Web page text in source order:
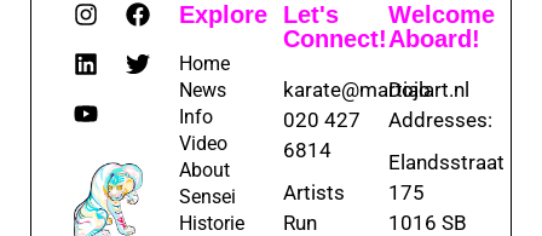
Explore
Home
News
Info
Video
About
Sensei
Historie
Let's
Connect!
karate@martialart.nl
020 427
6814
Artists
Run
Welcome
Aboard!
Dojo
Addresses:
Elandsstraat
175
1016 SB